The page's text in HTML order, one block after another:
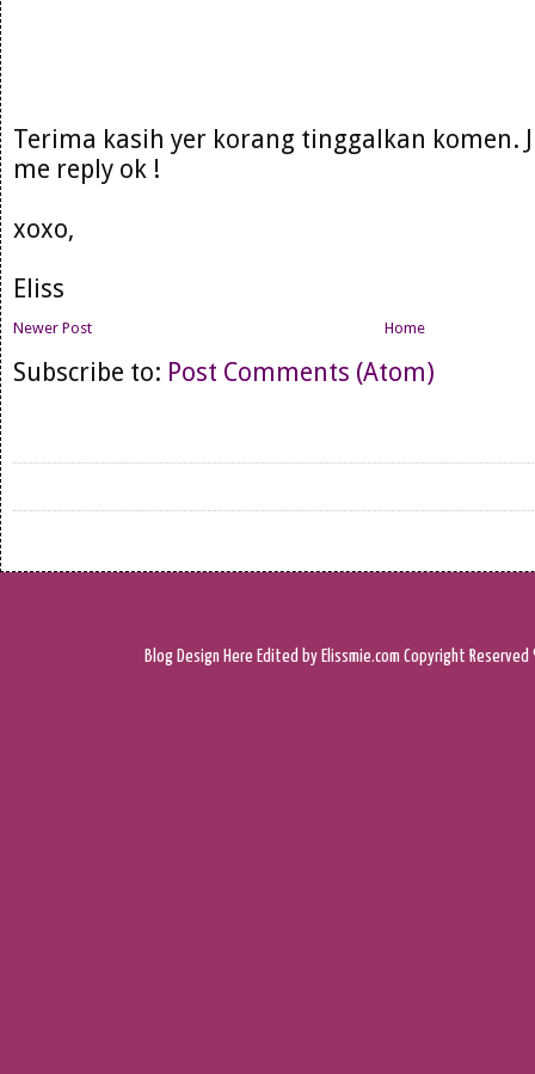
Terima kasih yer korang tinggalkan komen.
me reply ok !
xoxo,
Eliss
Newer Post Home
Subscribe to: Post Comments (Atom)
Blog Design Here Edited by Elissmie.com Copyright Reserved